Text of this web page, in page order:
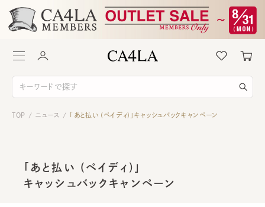
TOP / ニュース / 「あと払い (ペイディ)」キャッシュバックキャンペーン
「あと払い (ペイディ)」
キャッシュバックキャンペーン